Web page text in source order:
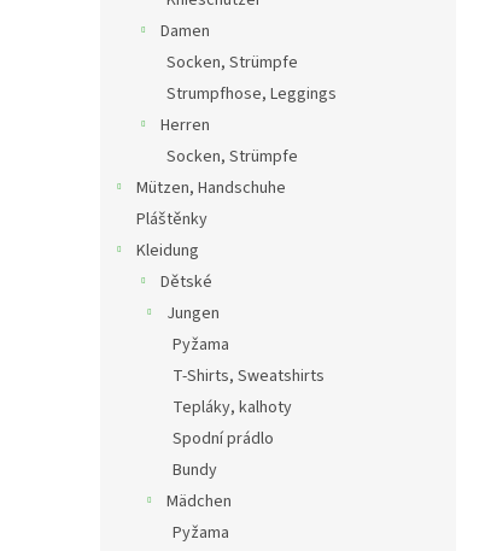
Damen
Socken, Strümpfe
Strumpfhose, Leggings
Herren
Socken, Strümpfe
Mützen, Handschuhe
Pláštěnky
Kleidung
Dětské
Jungen
Pyžama
T-Shirts, Sweatshirts
Tepláky, kalhoty
Spodní prádlo
Bundy
Mädchen
Pyžama